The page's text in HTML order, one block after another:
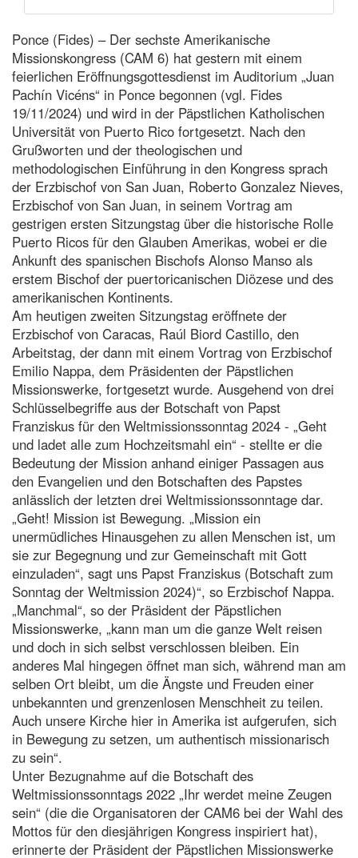
Ponce (Fides) – Der sechste Amerikanische
Missionskongress (CAM 6) hat gestern mit einem
feierlichen Eröffnungsgottesdienst im Auditorium „Juan
Pachín Vicéns“ in Ponce begonnen (vgl. Fides
19/11/2024) und wird in der Päpstlichen Katholischen
Universität von Puerto Rico fortgesetzt. Nach den
Grußworten und der theologischen und
methodologischen Einführung in den Kongress sprach
der Erzbischof von San Juan, Roberto Gonzalez Nieves,
Erzbischof von San Juan, in seinem Vortrag am
gestrigen ersten Sitzungstag über die historische Rolle
Puerto Ricos für den Glauben Amerikas, wobei er die
Ankunft des spanischen Bischofs Alonso Manso als
erstem Bischof der puertoricanischen Diözese und des
amerikanischen Kontinents.
Am heutigen zweiten Sitzungstag eröffnete der
Erzbischof von Caracas, Raúl Biord Castillo, den
Arbeitstag, der dann mit einem Vortrag von Erzbischof
Emilio Nappa, dem Präsidenten der Päpstlichen
Missionswerke, fortgesetzt wurde. Ausgehend von drei
Schlüsselbegriffe aus der Botschaft von Papst
Franziskus für den Weltmissionssonntag 2024 - „Geht
und ladet alle zum Hochzeitsmahl ein“ - stellte er die
Bedeutung der Mission anhand einiger Passagen aus
den Evangelien und den Botschaften des Papstes
anlässlich der letzten drei Weltmissionssonntage dar.
„Geht! Mission ist Bewegung. „Mission ein
unermüdliches Hinausgehen zu allen Menschen ist, um
sie zur Begegnung und zur Gemeinschaft mit Gott
einzuladen“, sagt uns Papst Franziskus (Botschaft zum
Sonntag der Weltmission 2024)“, so Erzbischof Nappa.
„Manchmal“, so der Präsident der Päpstlichen
Missionswerke, „kann man um die ganze Welt reisen
und doch in sich selbst verschlossen bleiben. Ein
anderes Mal hingegen öffnet man sich, während man am
selben Ort bleibt, um die Ängste und Freuden einer
unbekannten und grenzenlosen Menschheit zu teilen.
Auch unsere Kirche hier in Amerika ist aufgerufen, sich
in Bewegung zu setzen, um authentisch missionarisch
zu sein“.
Unter Bezugnahme auf die Botschaft des
Weltmissionssonntags 2022 „Ihr werdet meine Zeugen
sein“ (die die Organisatoren der CAM6 bei der Wahl des
Mottos für den diesjährigen Kongress inspiriert hat),
erinnerte der Präsident der Päpstlichen Missionswerke